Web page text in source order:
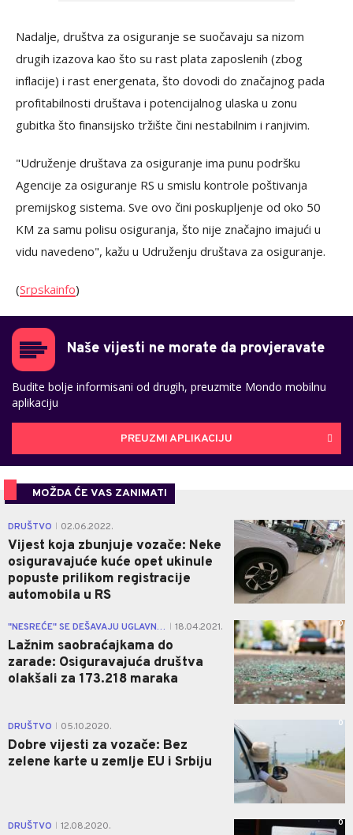
Nadalje, društva za osiguranje se suočavaju sa nizom
drugih izazova kao što su rast plata zaposlenih (zbog
inflacije) i rast energenata, što dovodi do značajnog pada
profitabilnosti društava i potencijalnog ulaska u zonu
gubitka što finansijsko tržište čini nestabilnim i ranjivim.
"Udruženje društava za osiguranje ima punu podršku
Agencije za osiguranje RS u smislu kontrole poštivanja
premijskog sistema. Sve ovo čini poskupljenje od oko 50
KM za samu polisu osiguranja, što nije značajno imajući u
vidu navedeno", kažu u Udruženju društava za osiguranje.
(Srpskainfo)
Naše vijesti ne morate da provjeravate
Budite bolje informisani od drugih, preuzmite Mondo mobilnu
aplikaciju
PREUZMI APLIKACIJU
MOŽDA ĆE VAS ZANIMATI
DRUŠTVO 02.06.2022.
Vijest koja zbunjuje vozače: Neke
osiguravajuće kuće opet ukinule
popuste prilikom registracije
automobila u RS
0
"NESREĆE" SE DEŠAVAJU UGLAVNOM NOĆU 18.04.2021.
Lažnim saobraćajkama do
zarade: Osiguravajuća društva
olakšali za 173.218 maraka
0
DRUŠTVO 05.10.2020.
Dobre vijesti za vozače: Bez
zelene karte u zemlje EU i Srbiju
0
DRUŠTVO 12.08.2020. 0